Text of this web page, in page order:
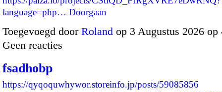
language=php… Doorgaan
Toegevoegd door Roland op 3 Augustus 2026
Geen reacties
fsadhobp
https://qyqoquwhywor.storeinfo.jp/posts/59085856